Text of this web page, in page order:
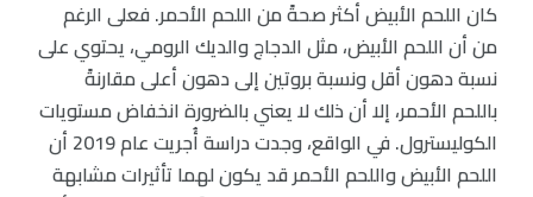
كان اللحم الأبيض أكثر صحةً من اللحم الأحمر. فعلى الرغم
من أن اللحم الأبيض، مثل الدجاج والديك الرومي، يحتوي على
نسبة دهون أقل ونسبة بروتين إلى دهون أعلى مقارنةً
باللحم الأحمر، إلا أن ذلك لا يعني بالضرورة انخفاض مستويات
الكوليسترول. في الواقع، وجدت دراسة أُجريت عام 2019 أن
اللحم الأبيض واللحم الأحمر قد يكون لهما تأثيرات مشابهة